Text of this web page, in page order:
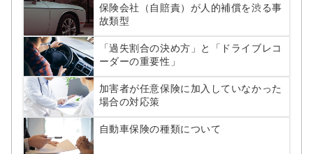
保険会社（自賠責）が人的補償を渋る事
故類型
「過失割合の決め方」と「ドライブレコ
ーダーの重要性」
加害者が任意保険に加入していなかった
場合の対応策
自動車保険の種類について